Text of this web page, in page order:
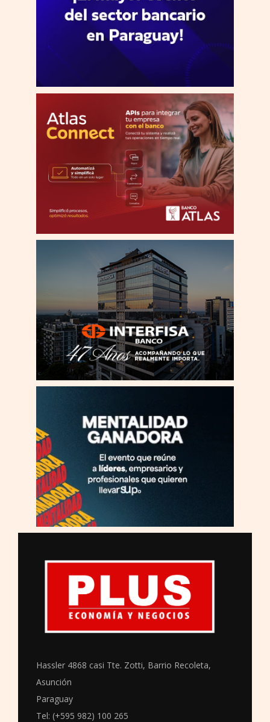
Hassler 4868 casi Tte. Zotti, Barrio Recoleta,
Asunción
Paraguay
Tel: (+595 982) 100 265